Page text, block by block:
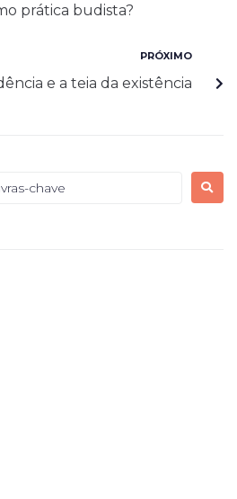
prática budista?
PRÓXIMO
e a teia da existência